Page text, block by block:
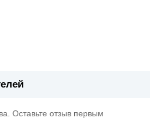
Оставьте отзыв первым